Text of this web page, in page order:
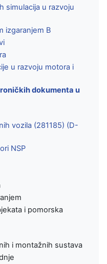
simulacija u razvoju
izgaranjem B
u razvoju motora i
dokumenta u
vozila (281185) (D-
NSP
i pomorska
i montažnih sustava